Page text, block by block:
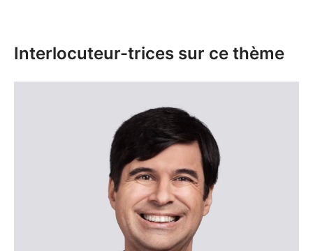
Interlocuteur-trices sur ce thème